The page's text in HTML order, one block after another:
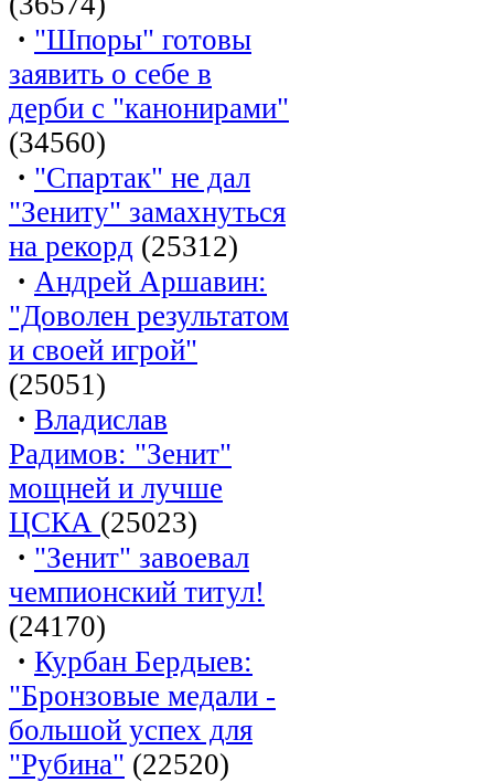
· "Шпоры" готовы
заявить о себе в
дерби с "канонирами"
(34560)
· "Спартак" не дал
"Зениту" замахнуться
на рекорд (25312)
· Андрей Аршавин:
"Доволен результатом
и своей игрой"
(25051)
· Владислав
Радимов: "Зенит"
мощней и лучше
ЦСКА (25023)
· "Зенит" завоевал
чемпионский титул!
(24170)
· Курбан Бердыев:
"Бронзовые медали -
большой успех для
"Рубина" (22520)